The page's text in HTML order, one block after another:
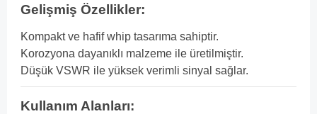
Gelişmiş Özellikler:
Kompakt ve hafif whip tasarıma sahiptir.
Korozyona dayanıklı malzeme ile üretilmiştir.
Düşük VSWR ile yüksek verimli sinyal sağlar.
Kullanım Alanları: